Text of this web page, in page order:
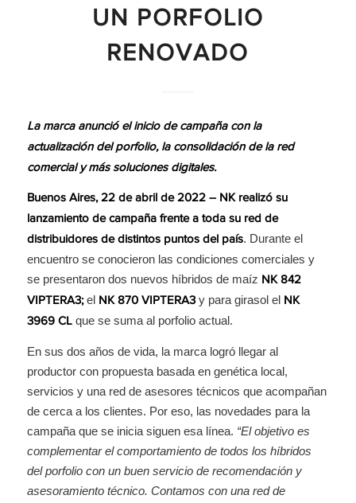
UN PORFOLIO
RENOVADO
La marca anunció el inicio de campaña con la
actualización del porfolio, la consolidación de la red
comercial y más soluciones digitales.
Buenos Aires, 22 de abril de 2022 – NK realizó su
lanzamiento de campaña frente a toda su red de
distribuidores de distintos puntos del país. Durante el
encuentro se conocieron las condiciones comerciales y
se presentaron dos nuevos híbridos de maíz NK 842
VIPTERA3; el NK 870 VIPTERA3 y para girasol elNK
3969 CL que se suma al porfolio actual.
En sus dos años de vida, la marca logró llegar al
productor con propuesta basada en genética local,
servicios y una red de asesores técnicos que acompañan
de cerca a los clientes. Por eso, las novedades para la
campaña que se inicia siguen esa línea. “El objetivo es
complementar el comportamiento de todos los híbridos
del porfolio con un buen servicio de recomendación y
asesoramiento técnico. Contamos con una red de